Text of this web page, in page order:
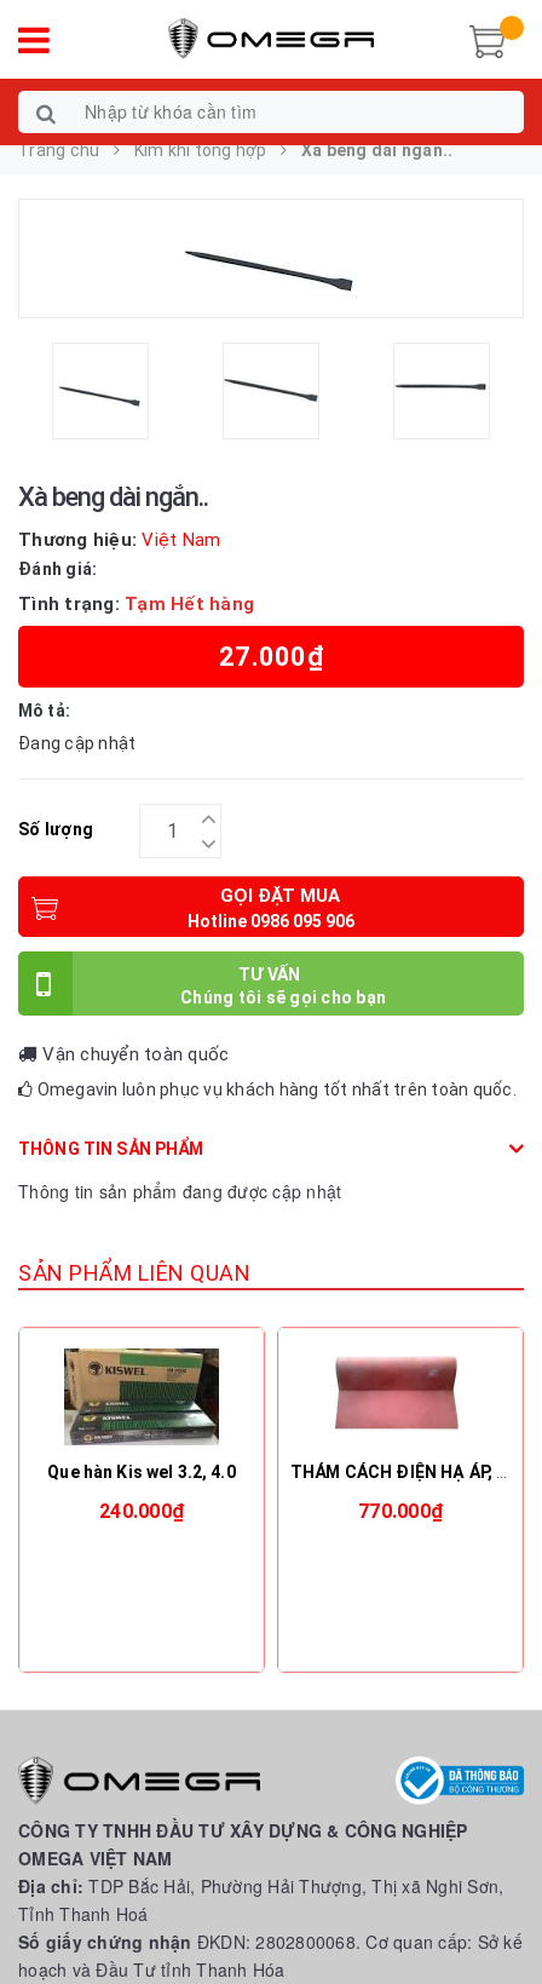
Trang chủ Kim khí tổng hợp Xà beng dài ngắn..
Xà beng dài ngắn..
Thương hiệu: Việt Nam
Đánh giá:
Tình trạng: Tạm Hết hàng
27.000₫
Mô tả:
Đang cập nhật
Số lượng
GỌI ĐẶT MUA
TƯ VẤN
Vận chuyển toàn quốc
Omegavin luôn phục vụ khách hàng tốt nhất trên toàn quốc.
THÔNG TIN SẢN PHẨM
Thông tin sản phẩm đang được cập nhật
SẢN PHẨM LIÊN QUAN
Que hàn Kis wel 3.2, 4.0
240.000₫ 770.000₫
CÔNG TY TNHH ĐẦU TƯ XÂY DỰNG & CÔNG NGHIỆP
OMEGA VIỆT NAM
Địa chỉ:TDP Bắc Hải, Phường Hải Thượng, Thị xã Nghi Sơn,
Tỉnh Thanh Hoá
Số giấy chứng nhận ĐKDN: 2802800068. Cơ quan cấp: Sở kế
hoạch và Đầu Tư tỉnh Thanh Hóa